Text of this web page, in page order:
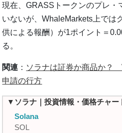
現在、GRASSトークンのプレ・
いないが、WhaleMarkets上では
供による報酬）が1ポイント＝
る。
関連 ： ソラナは証券か商品か
申請の行方
▼ソラナ｜投資情報・価格チャー
Solana
SOL